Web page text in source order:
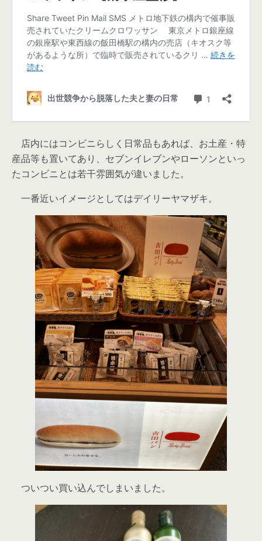
店内にはコンビニらしく日常品もあれば、お土産・特
産品等も置いてあり、セブンイレブンやローソンといっ
たコンビニとは若干雰囲気が違いました。
一番近いイメージとしてはデイリーヤマザキ。
ついつい買い込んでしまいました。